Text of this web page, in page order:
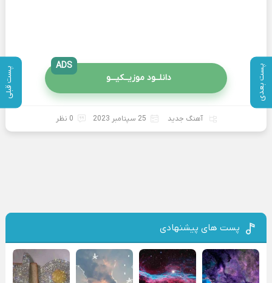
پست بعدی پست قبلی دانلــود موزیــکیـــو
ADS
آهنگ جدید 25 سپتامبر 2023 0 نظر
پست های پیشنهادی